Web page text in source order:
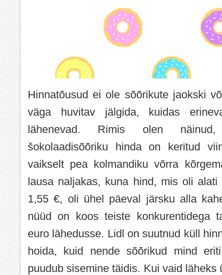
Hinnatõusud ei ole sõõrikute jaokski
väga huvitav jälgida, kuidas
lähenevad. Rimis olen
šokolaadisõõriku hinda on keritud
vaikselt pea kolmandiku võrra
lausa naljakas, kuna hind, mis oli alati
1,55 €, oli ühel päeval järsku alla
nüüd on koos teiste konkurentidega
euro lähedusse. Lidl on suutnud küll
hoida, kuid nende sõõrikud mind
puudub sisemine täidis. Kui vaid läheks